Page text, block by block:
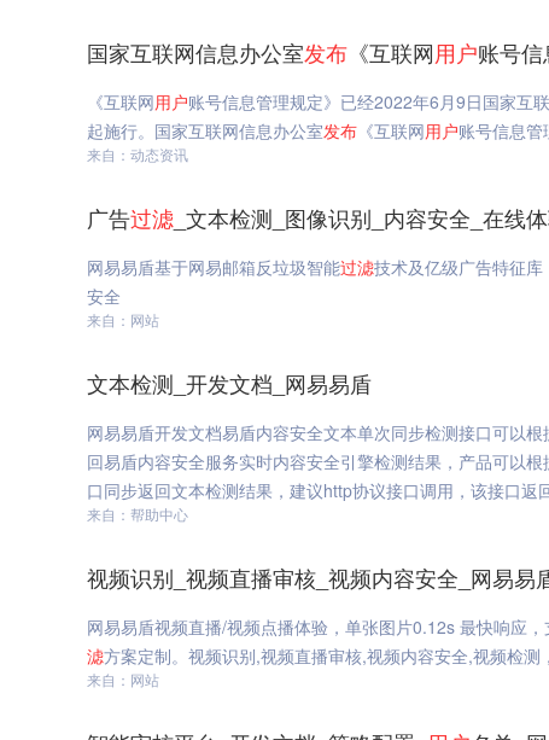
国家互联网信息办公室发布 《互联网用户账号
《互联网用户账号信息管理规定》已经2022年6月9日国家互
起施行。国家互联网信息办公室发布 《互联网用户账号信息管
来自：动态资讯
广告过滤 _文本检测_图像识别_内容安全_在线
网易易盾基于网易邮箱反垃圾智能过滤技术及亿级广告特征库
安全
来自：网站
文本检测_开发文档_网易易盾
网易易盾开发文档易盾内容安全文本单次同步检测接口可以根
回易盾内容安全服务实时内容安全引擎检测结果，产品可以
口同步返回文本检测结果，建议http协议接口调用，该接口返
来自：帮助中心
视频识别_视频直播审核_视频内容安全_网易易
网易易盾视频直播/视频点播体验，单张图片0.12s 最快响应，
滤方案定制。视频识别,视频直播审核,视频内容安全,视频检测
来自：网站